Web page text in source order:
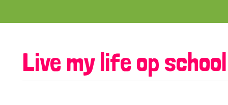
Live my life op